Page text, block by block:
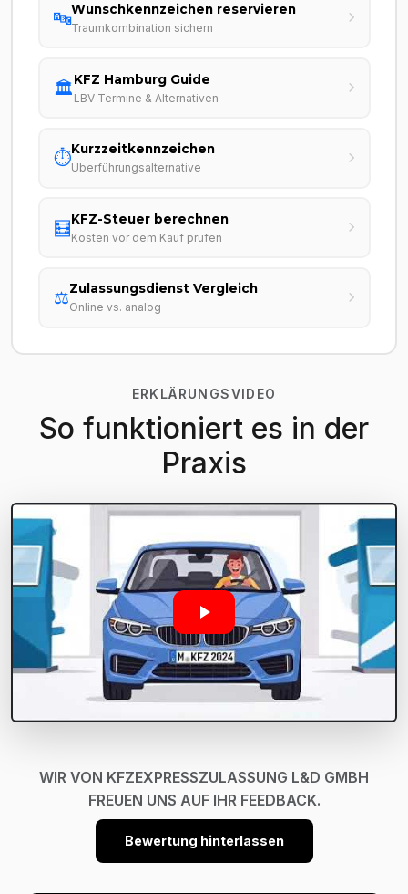
🔤Wunschkennzeichen reservieren
Traumkombination sichern
🏛️KFZ Hamburg Guide
LBV Termine & Alternativen
⏱️Kurzzeitkennzeichen
Überführungsalternative
🧮KFZ-Steuer berechnen
Kosten vor dem Kauf prüfen
⚖️Zulassungsdienst Vergleich
Online vs. analog
ERKLÄRUNGSVIDEO
So funktioniert es in der
Praxis
WIR VON KFZEXPRESSZULASSUNG L&D GMBH
FREUEN UNS AUF IHR FEEDBACK.
Bewertung hinterlassen